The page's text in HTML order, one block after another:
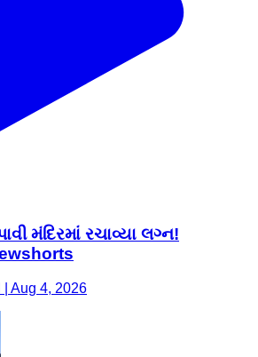
મંદિરમાં રચાવ્યા લગ્ન!
Aug 4, 2026